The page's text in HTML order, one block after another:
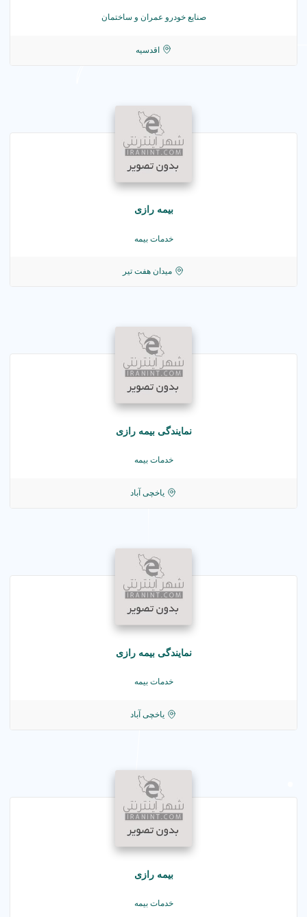
صنایع خودرو عمران و ساختمان
اقدسیه
بیمه رازی
خدمات بیمه
میدان هفت تیر
نمایندگی بیمه رازی
خدمات بیمه
یاخچی آباد
نمایندگی بیمه رازی
خدمات بیمه
یاخچی آباد
بیمه رازی
خدمات بیمه